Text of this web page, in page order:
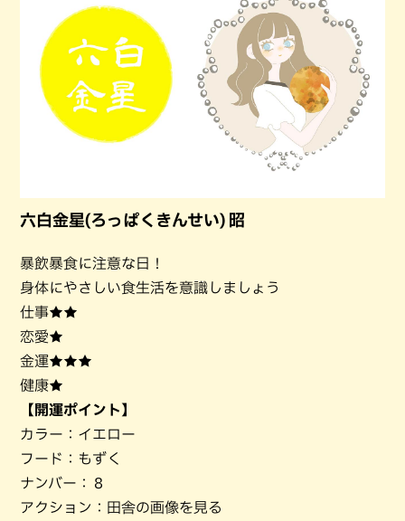
六白金星(ろっぱくきんせい) 昭
暴飲暴食に注意な日！
身体にやさしい食生活を意識しましょう
仕事★★
恋愛★
金運★★★
健康★
【開運ポイント】
カラー：イエロー
フード：もずく
ナンバー：８
アクション：田舎の画像を見る